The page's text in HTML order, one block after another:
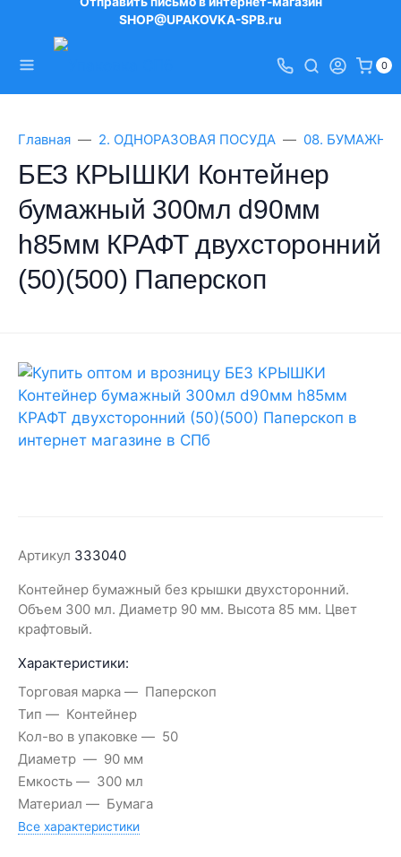
SHOP@UPAKOVKA-SPB.ru
0
Главная 2. ОДНОРАЗОВАЯ ПОСУДА 08.
БЕЗ КРЫШКИ Контейнер
бумажный 300мл d90мм
h85мм КРАФТ двухсторонний
(50)(500) Паперскоп
Артикул 333040
Контейнер бумажный без крышки двухсторонний.
Объем 300 мл. Диаметр 90 мм. Высота 85 мм. Цвет
крафтовый.
Характеристики:
Торговая марка
Паперскоп
Тип
Контейнер
Кол-во в упаковке
50
Диаметр
90 мм
Емкость
300 мл
Материал
Бумага
Все характеристики